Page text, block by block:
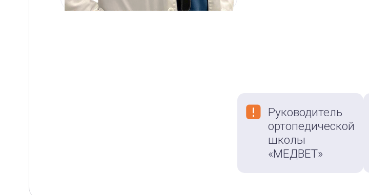
Руководитель
ортопедической
школы
«МЕДВЕТ»